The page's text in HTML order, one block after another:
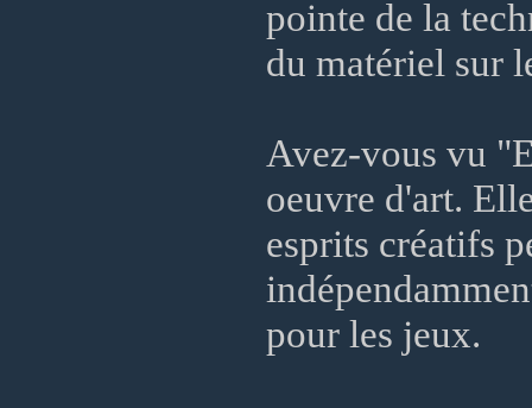
pointe de la
du matériel sur
Avez-vous vu
oeuvre d'art.
esprits créatifs
pour les jeux.